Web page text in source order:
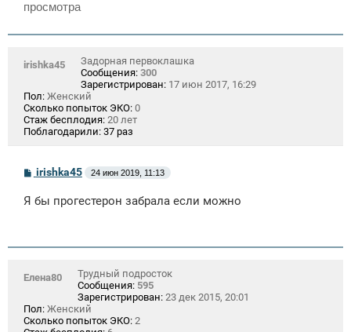
просмотра
irishka45
Задорная первоклашка
Сообщения: 300
Зарегистрирован: 17 июн 2017, 16:29
Пол: Женский
Сколько попыток ЭКО: 0
Стаж бесплодия: 20 лет
Поблагодарили: 37 раз
С
б
и
irishka45 24 июн 2019, 11:13
Я бы прогестерон забрала если можно
Елена80
Трудный подросток
Сообщения: 595
Зарегистрирован: 23 дек 2015, 20:01
Пол: Женский
Сколько попыток ЭКО: 2